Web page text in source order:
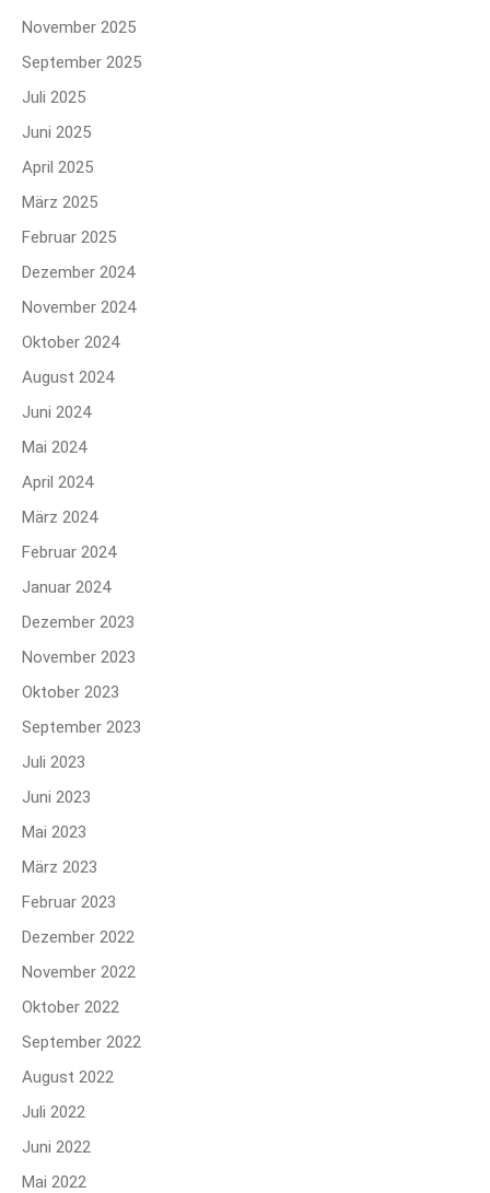
November 2025
September 2025
Juli 2025
Juni 2025
April 2025
März 2025
Februar 2025
Dezember 2024
November 2024
Oktober 2024
August 2024
Juni 2024
Mai 2024
April 2024
März 2024
Februar 2024
Januar 2024
Dezember 2023
November 2023
Oktober 2023
September 2023
Juli 2023
Juni 2023
Mai 2023
März 2023
Februar 2023
Dezember 2022
November 2022
Oktober 2022
September 2022
August 2022
Juli 2022
Juni 2022
Mai 2022